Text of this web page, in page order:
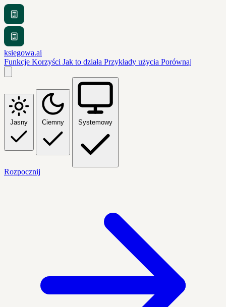
ksiegowa.ai
Funkcje Korzyści Jak to działa Przykłady użycia Porównaj
Jasny Ciemny Systemowy
Rozpocznij